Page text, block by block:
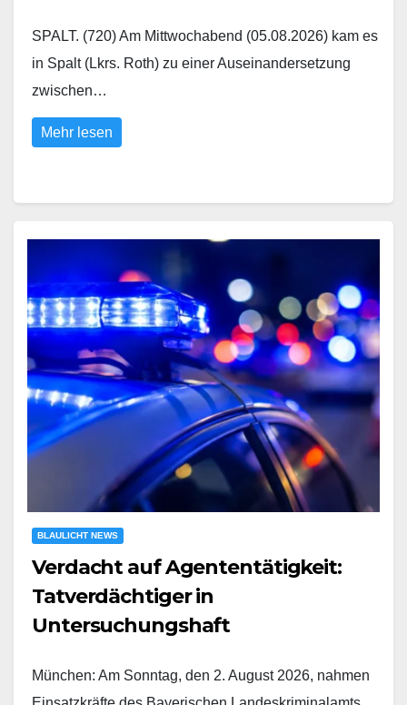
SPALT. (720) Am Mittwochabend (05.08.2026) kam es
in Spalt (Lkrs. Roth) zu einer Auseinandersetzung
zwischen…
Mehr lesen
BLAULICHT NEWS
Verdacht auf Agententätigkeit:
Tatverdächtiger in
Untersuchungshaft
München: Am Sonntag, den 2. August 2026, nahmen